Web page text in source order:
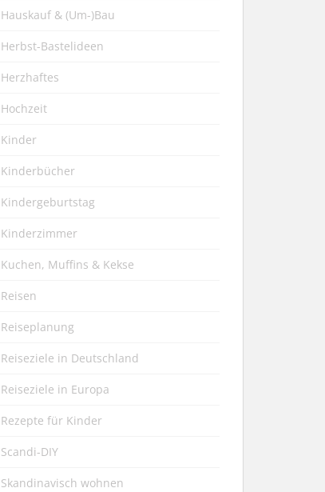
Hauskauf & (Um-)Bau
Herbst-Bastelideen
Herzhaftes
Hochzeit
Kinder
Kinderbücher
Kindergeburtstag
Kinderzimmer
Kuchen, Muffins & Kekse
Reisen
Reiseplanung
Reiseziele in Deutschland
Reiseziele in Europa
Rezepte für Kinder
Scandi-DIY
Skandinavisch wohnen